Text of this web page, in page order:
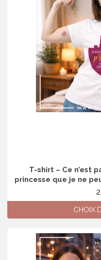
T-shirt – Ce n’est
princesse que je ne
CHOIX